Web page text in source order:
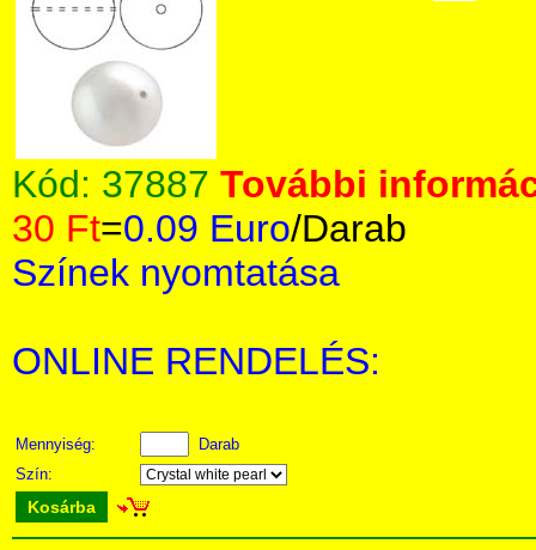
Kód: 37887 További
30 Ft=0.09 Euro/Darab
Színek nyomtatása
ONLINE RENDELÉS:
Mennyiség:
Darab
Szín:
Kosárba